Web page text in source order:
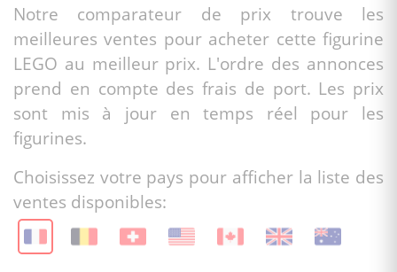
Notre comparateur de prix trouve les
meilleures ventes pour acheter cette figurine
LEGO au meilleur prix. L'ordre des annonces
prend en compte des frais de port. Les prix
sont mis à jour en temps réel pour les
figurines.
Choisissez votre pays pour afficher la liste des
ventes disponibles: